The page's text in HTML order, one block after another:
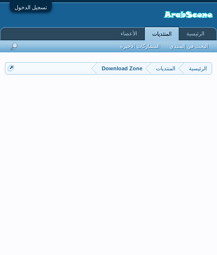
تسجيل الدخول
الرئيسية المنتديات Download Zone
الرئيسية المنتديات
البحث في المنتدى المشاركات الأخيرة
الأعضاء